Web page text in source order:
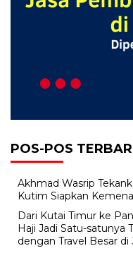
POS-POS
Akhmad Wasrip
Kutim Siapkan
Dari Kutai Timur ke
Haji Jadi Satu-satunya
dengan Travel Besar di